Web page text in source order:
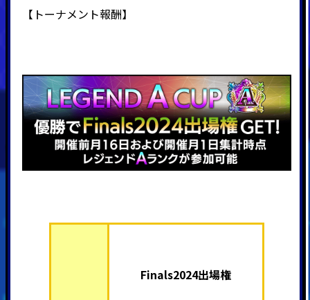
【 トーナメント報酬】
Finals2024出場権